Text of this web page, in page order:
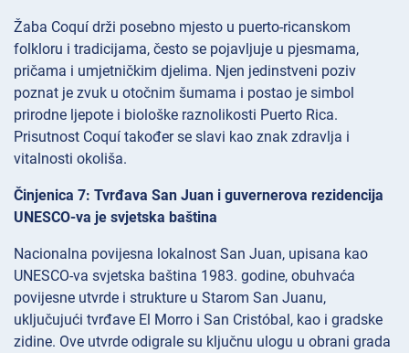
Žaba Coquí drži posebno mjesto u puerto-ricanskom
folkloru i tradicijama, često se pojavljuje u pjesmama,
pričama i umjetničkim djelima. Njen jedinstveni poziv
poznat je zvuk u otočnim šumama i postao je simbol
prirodne ljepote i biološke raznolikosti Puerto Rica.
Prisutnost Coquí također se slavi kao znak zdravlja i
vitalnosti okoliša.
Činjenica 7: Tvrđava San Juan i guvernerova rezidencija
UNESCO-va je svjetska baština
Nacionalna povijesna lokalnost San Juan, upisana kao
UNESCO-va svjetska baština 1983. godine, obuhvaća
povijesne utvrde i strukture u Starom San Juanu,
uključujući tvrđave El Morro i San Cristóbal, kao i gradske
zidine. Ove utvrde odigrale su ključnu ulogu u obrani grada